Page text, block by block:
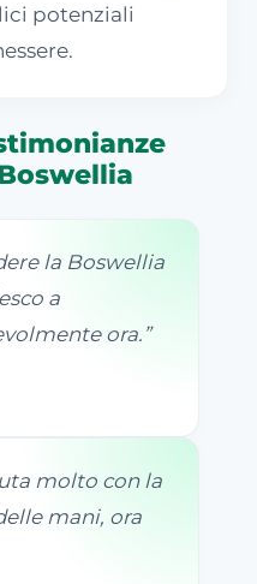
potenziali
la Boswellia
a
ora. ”
molto con la
mani, ora